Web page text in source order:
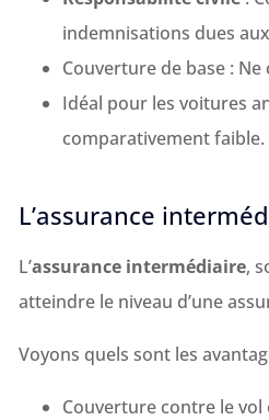
indemnisations dues
Couverture de base :
Idéal pour les voitures
comparativement faible.
L’assurance
L’assurance intermédiaire,
atteindre le niveau d’une
Voyons quels sont les
Couverture contre le vol